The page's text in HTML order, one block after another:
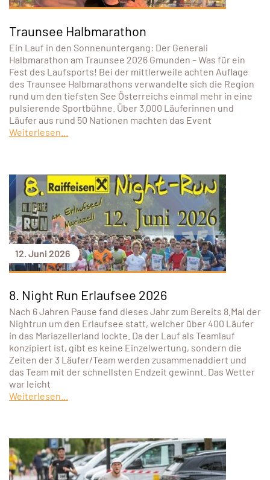
Traunsee Halbmarathon
Ein Lauf in den Sonnenuntergang: Der Generali
Halbmarathon am Traunsee 2026 Gmunden – Was für ein
Fest des Laufsports! Bei der mittlerweile achten Auflage
des Traunsee Halbmarathons verwandelte sich die Region
rund um den tiefsten See Österreichs einmal mehr in eine
pulsierende Sportbühne. Über 3.000 Läuferinnen und
Läufer aus rund 50 Nationen machten das Event
Weiterlesen...
12. Juni 2026
8. Night Run Erlaufsee 2026
Nach 6 Jahren Pause fand dieses Jahr zum Bereits 8.Mal der
Nightrun um den Erlaufsee statt, welcher über 400 Läufer
in das Mariazellerland lockte. Da der Lauf als Teamlauf
konzipiert ist, gibt es keine Einzelwertung, sondern die
Zeiten der 3 Läufer/Team werden zusammenaddiert und
das Team mit der schnellsten Endzeit gewinnt. Das Wetter
war leicht
Weiterlesen...